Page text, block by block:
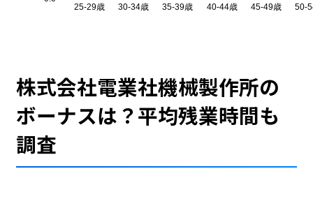
株式会社電業社機械製作所の
ボーナスは？平均残業時間も
調査